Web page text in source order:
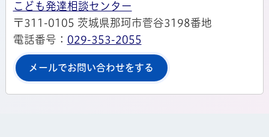
こども発達相談センター
〒311-0105 茨城県那珂市菅谷3198番地
電話番号： 029-353-2055
メールでお問い合わせをする